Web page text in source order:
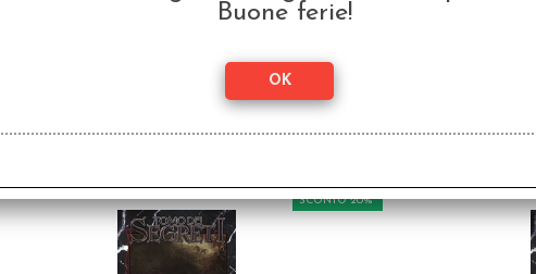
hanno scelto anche questi articoli
SCONTO 20%
Buone ferie!